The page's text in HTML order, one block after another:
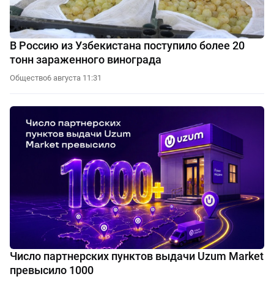
В Россию из Узбекистана поступило более 20
тонн зараженного винограда
Общество6 августа 11:31
Число партнерских пунктов выдачи Uzum Market
превысило 1000